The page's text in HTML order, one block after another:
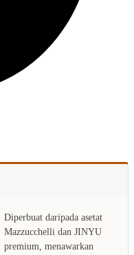
Diperbuat daripada asetat
Mazzucchelli dan JINYU
premium, menawarkan